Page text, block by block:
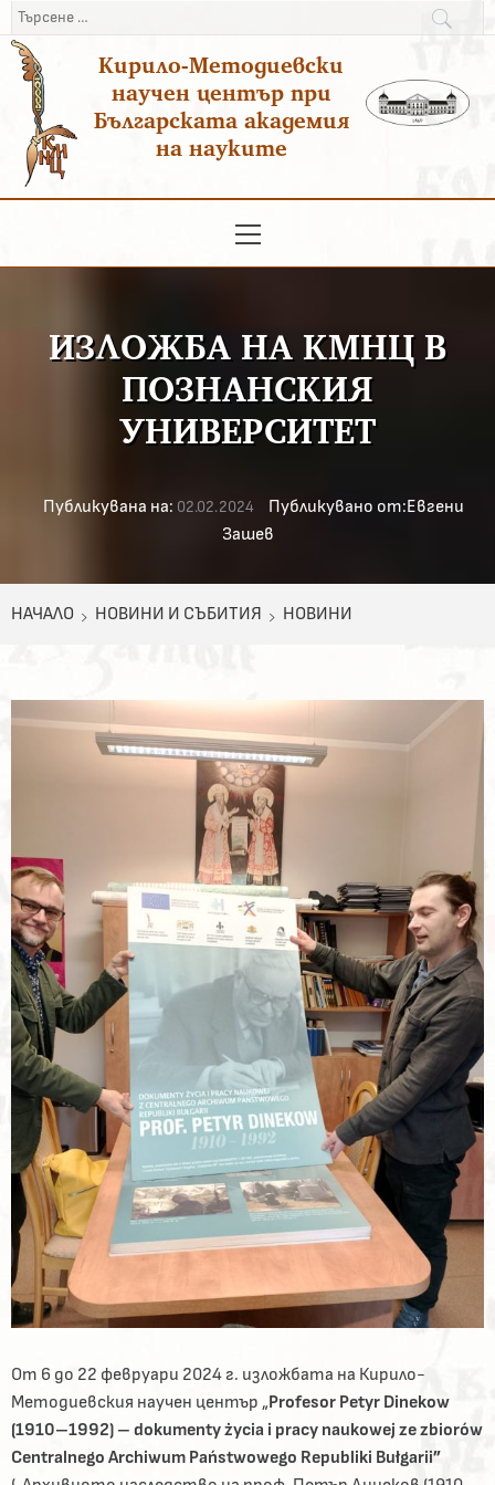
Преминаване
към
съдържанието
Търсене
за:
Кирило-Методиевски
научен център при
Българската академия
на науките
меню
ИЗЛОЖБА НА КМНЦ В
ПОЗНАНСКИЯ
УНИВЕРСИТЕТ
Публикувана на: 02.02.2024 Публикувано от:Евгени
Зашев
НАЧАЛО НОВИНИ И СЪБИТИЯ НОВИНИ
От 6 до 22 февруари 2024 г. изложбата на Кирило-
Методиевския научен център „Profesor Petyr Dinekow
(1910–1992) – dokumenty życia i pracy naukowej ze zbiorów
Centralnego Archiwum Państwowego Republiki Bułgarii”